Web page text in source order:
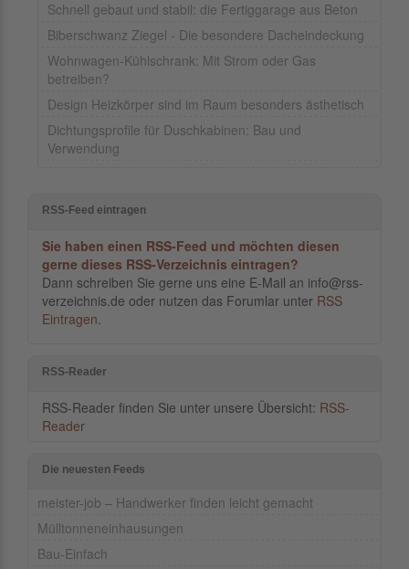
Schnell gebaut und stabil: die Fertiggarage aus Beton
Biberschwanz Ziegel - Die besondere Dacheindeckung
Wohnwagen-Kühlschrank: Mit Strom oder Gas
betreiben?
Design Heizkörper sind im Raum besonders ästhetisch
Dichtungsprofile für Duschkabinen: Bau und
Verwendung
RSS-Feed eintragen
Sie haben einen RSS-Feed und möchten diesen
gerne dieses RSS-Verzeichnis eintragen?
Dann schreiben Sie gerne uns eine E-Mail an info@rss-
verzeichnis.de oder nutzen das Forumlar unter RSS
Eintragen.
RSS-Reader
RSS-Reader finden Sie unter unsere Übersicht: RSS-
Reader
Die neuesten Feeds
meister-job – Handwerker finden leicht gemacht
Mülltonneneinhausungen
Bau-Einfach